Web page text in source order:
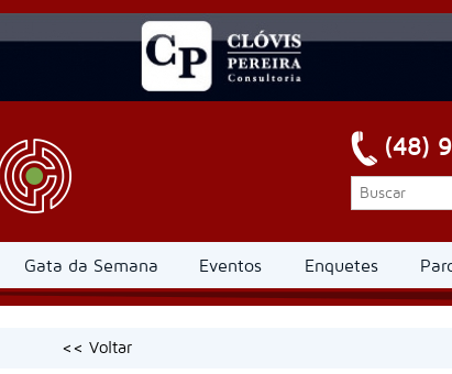
(48)
Gata da Semana Eventos Enquetes
<< Voltar